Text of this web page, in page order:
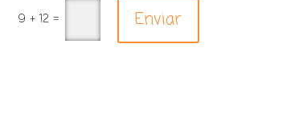
9 + 12= Enviar